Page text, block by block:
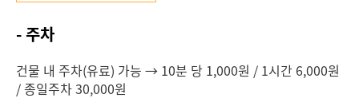
- 주차
건물 내 주차(유료) 가능 → 10분 당 1,000원 / 1시간 6,000원
/ 종일주차 30,000원